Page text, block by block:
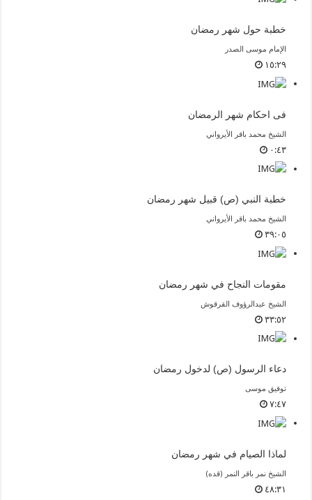
خطبة حول شهر رمضان
الإمام موسى الصدر
١٥:٢٩
فى احكام شهر الرمضان
الشيخ محمد باقر الأيرواني
٠:٤٣
خطبة النبي (ص) قبيل شهر رمضان
الشيخ محمد باقر الأيرواني
٣٩:٠٥
مقومات النجاح في شهر رمضان
الشيخ عبدالرؤوف القرقوش
٣٣:٥٢
دعاء الرسول (ص) لدخول رمضان
توفيق موسى
٧:٤٧
لماذا الصيام في شهر رمضان
الشيخ نمر باقر النمر (قده)
٤٨:٣١